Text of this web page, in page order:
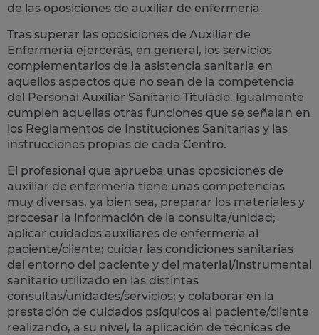
de las oposiciones de auxiliar de enfermería.
Tras superar las oposiciones de Auxiliar de
Enfermería ejercerás, en general, los servicios
complementarios de la asistencia sanitaria en
aquellos aspectos que no sean de la competencia
del Personal Auxiliar Sanitario Titulado. Igualmente
cumplen aquellas otras funciones que se señalan en
los Reglamentos de Instituciones Sanitarias y las
instrucciones propias de cada Centro.
El profesional que aprueba unas oposiciones de
auxiliar de enfermería tiene unas competencias
muy diversas, ya bien sea, preparar los materiales y
procesar la información de la consulta/unidad;
aplicar cuidados auxiliares de enfermería al
paciente/cliente; cuidar las condiciones sanitarias
del entorno del paciente y del material/instrumental
sanitario utilizado en las distintas
consultas/unidades/servicios; y colaborar en la
prestación de cuidados psíquicos al paciente/cliente
realizando, a su nivel, la aplicación de técnicas de